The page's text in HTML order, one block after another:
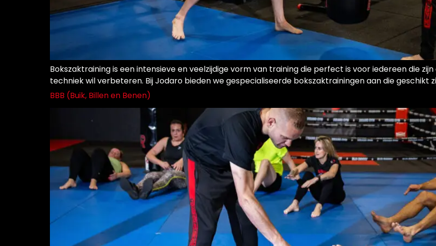
Bokszaktraining is een intensieve en veelzijdige vorm van training die perfect is voor iedereen die
techniek wil verbeteren. Bij Jodaro bieden we gespecialiseerde bokszaktrainingen aan die geschikt
BBB (Buik, Billen en Benen)